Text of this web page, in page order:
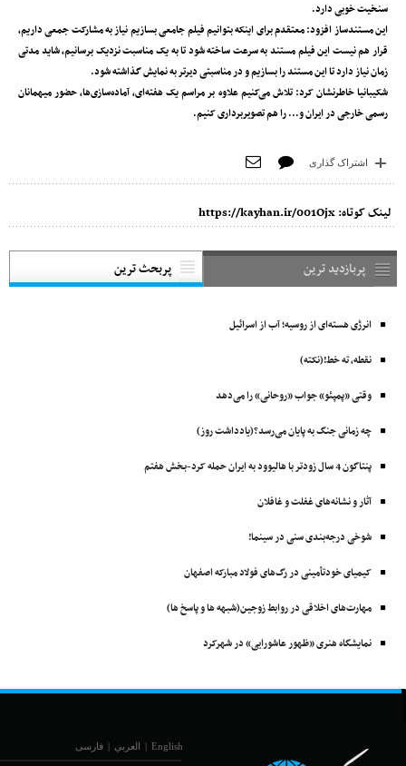
سنخیت خوبی دارد.
این مستندساز افزود: معتقدم برای اینکه بتوانیم فیلم جامعی بسازیم نیاز به مشارکت جمعی داریم‌،
قرار هم نیست این فیلم مستند به سرعت ساخته شود تا به یک مناسبت نزدیک برسانیم، شاید مدتی
زمان نیاز دارد تا این مستند را بسازیم و در مناسبتی دیرتر به نمایش گذاشته شود.
شکیبانیا خاطرنشان کرد: تلاش می‌کنیم علاوه‌ بر مراسم یک هفته‌ای‌، آماده‌سازی‌ها‌، حضور میهمانان
رسمی خارجی در ایران و... را هم تصویربرداری کنیم.
اشتراک گذاری
لینک کوتاه: https://kayhan.ir/001Ojx
پربازدید ترین پربحث ترین
انرژی هسته‌ای از روسیه؛ آب از اسرائیل
نقطه، ته خط!(نکته)
وقتی «پمپئو» جواب «روحانی» را می‌دهد
چه زمانی جنگ به پایان می‌رسد؟(یادداشت روز)
پنتاگون 4 سال زودتر با ‌هالیوود به ایران حمله کرد-بخش هفتم
آثار و نشانه‌های غفلت و غافلان
شوخی درجه‌بندی سنی در سینما!
کیمیای خودتأمینی در رگ‌های فولاد مبارکه اصفهان
مهارت‌های اخلاقی در روابط زوجین(شبهه ها و پاسخ ها)
نمایشگاه هنری «ظهور عاشورایی» در شهرکرد
English
| العربي | فارسی